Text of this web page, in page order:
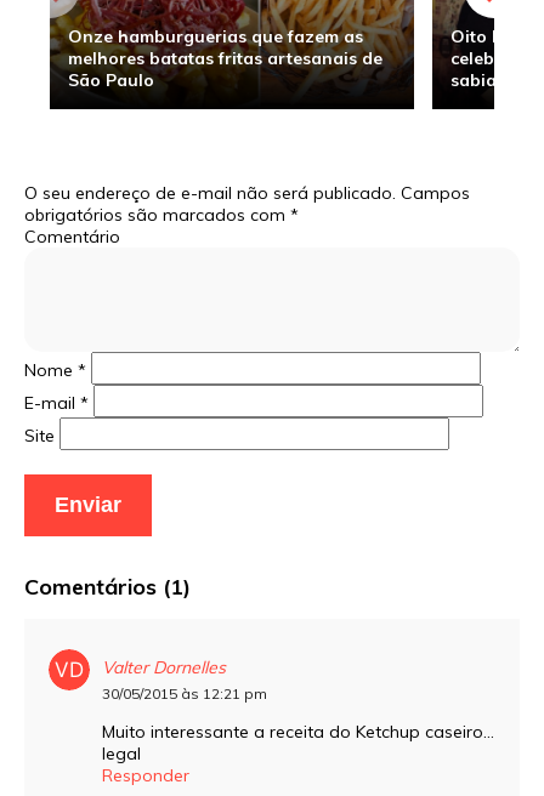
Onze hamburguerias que fazem as
melhores batatas fritas artesanais de
São Paulo
Oito
sabia
O seu endereço de e-mail não será publicado. Campos
obrigatórios são marcados com *
Comentário
Nome *
E-mail *
Site
Comentários (1)
Valter Dornelles
30/05/2015 às 12:21 pm
Muito interessante a receita do Ketchup caseiro…
legal
Responder